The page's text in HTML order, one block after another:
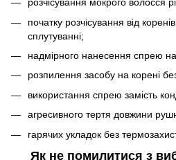
початку розчісування від
сплутуванні;
надмірного нанесення спрею
розпилення засобу на корені
використання спрею замість
агресивного тертя довжини
гарячих укладок без
Як не помилитися з